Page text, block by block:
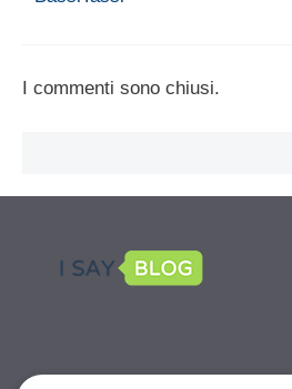
I commenti sono chiusi.